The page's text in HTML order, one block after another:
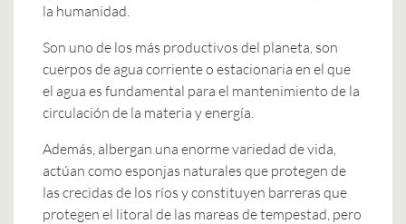
la humanidad.
Son uno de los más productivos del planeta, son
cuerpos de agua corriente o estacionaria en el que
el agua es fundamental para el mantenimiento de la
circulación de la materia y energía.
Además, albergan una enorme variedad de vida,
actúan como esponjas naturales que protegen de
las crecidas de los ríos y constituyen barreras que
protegen el litoral de las mareas de tempestad, pero